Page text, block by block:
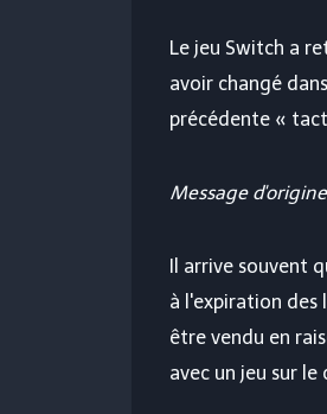
Le jeu Switch a
avoir changé
précédente «
Message
Il arrive souvent
à l'expiration des
être vendu en
avec un jeu sur